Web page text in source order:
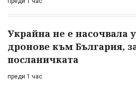
Украйна не е насочвала
дронове към България,
посланичката
преди 1 час